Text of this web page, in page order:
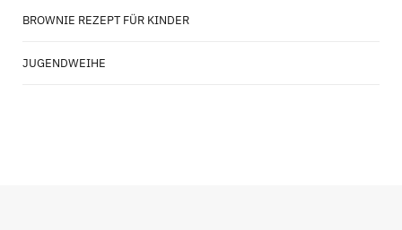
BROWNIE REZEPT FÜR KINDER
JUGENDWEIHE